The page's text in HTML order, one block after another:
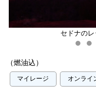
セドナの
（燃油込）
マイレージ
オンライ